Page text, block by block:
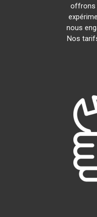
offrons
nous
Nos